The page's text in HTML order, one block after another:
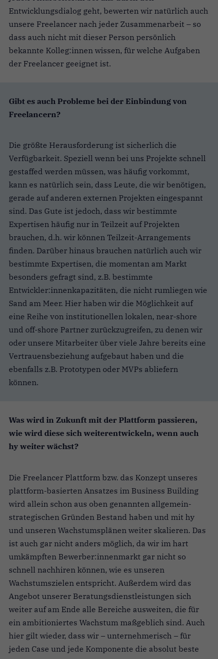
Entwicklungsdialog geht, bewerten wir natürlich auch
unsere Freelancer nach jeder Zusammenarbeit – so
dass auch nicht mit dieser Person persönlich
bekannte Kolleg:innen wissen, für welche Aufgaben
der Freelancer geeignet ist.
Gibt es auch Probleme bei der Einbindung von
Freelancern?
Die größte Herausforderung ist sicherlich die
Verfügbarkeit. Speziell wenn bei uns Projekte schnell
gestaffed werden müssen, was häufig vorkommt,
kann es natürlich sein, dass Leute, die wir benötigen,
gerade auf anderen externen Projekten eingespannt
sind. Das Gute ist jedoch, dass wir bestimmte
Expertisen häufig nur in Teilzeit auf Projekten
brauchen, d.h. wir können Teilzeit-Arrangements
finden. Darüber hinaus brauchen natürlich auch wir
bestimmte Expertisen, die momentan am Markt
besonders gefragt sind, z.B. bestimmte
Entwickler:innenkapazitäten, die nicht rumliegen wie
Sand am Meer. Hier haben wir die Möglichkeit auf
eine Reihe von institutionellen lokalen, near-shore
und off-shore Partner zurückzugreifen, zu denen wir
oder unsere Mitarbeiter über viele Jahre bereits eine
Vertrauensbeziehung aufgebaut haben und die
ebenfalls z.B. Prototypen oder MVPs abliefern
können.
Was wird in Zukunft mit der Plattform passieren,
wie wird diese sich weiterentwickeln, wenn auch
hy weiter wächst?
Die Freelancer Plattform bzw. das Konzept unseres
plattform-basierten Ansatzes im Business Building
wird allein schon aus oben genannten allgemein-
strategischen Gründen Bestand haben und mit hy
und unseren Wachstumsplänen weiter skalieren. Das
ist auch gar nicht anders möglich, da wir im hart
umkämpften Bewerber:innenmarkt gar nicht so
schnell nachhiren können, wie es unseren
Wachstumszielen entspricht. Außerdem wird das
Angebot unserer Beratungsdienstleistungen sich
weiter auf am Ende alle Bereiche ausweiten, die für
ein ambitioniertes Wachstum maßgeblich sind. Auch
hier gilt wieder, dass wir – unternehmerisch – für
jeden Case und jede Komponente die absolut beste